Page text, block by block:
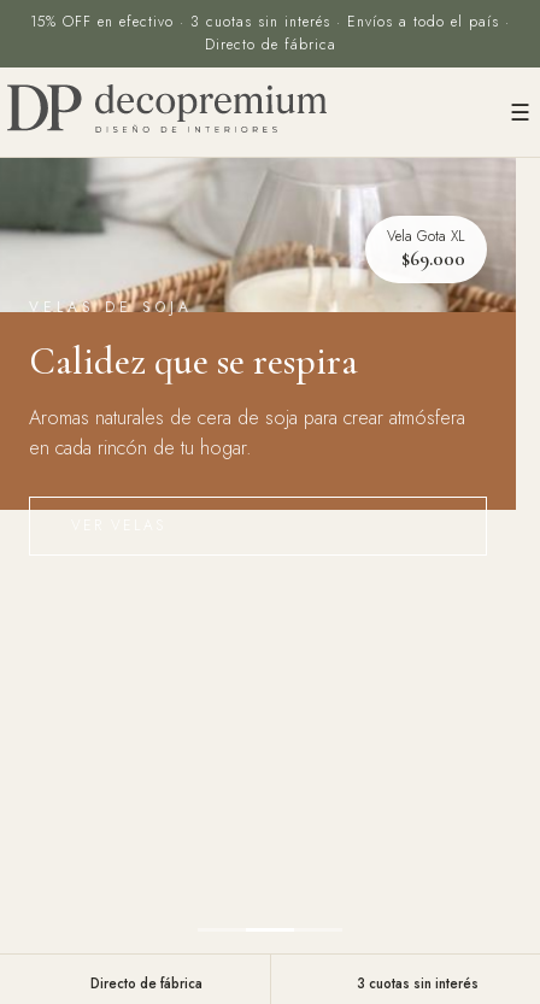
15% OFF en efectivo · 3 cuotas sin interés · Envíos a todo el país ·
Directo de fábrica
☰
$158.000
VELAS DE SOJA
Calidez que se respira
Aromas naturales de cera de soja para crear atmósfera
en cada rincón de tu hogar.
Vela Gota XL
$69.000
$32.800
Directo de fábrica 3 cuotas sin interés